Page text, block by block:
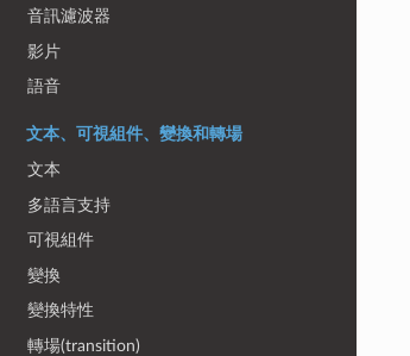
音訊濾波器
影片
語音
文本、可視組件、變換和轉場
文本
多語言支持
可視組件
變換
變換特性
轉場(transition)